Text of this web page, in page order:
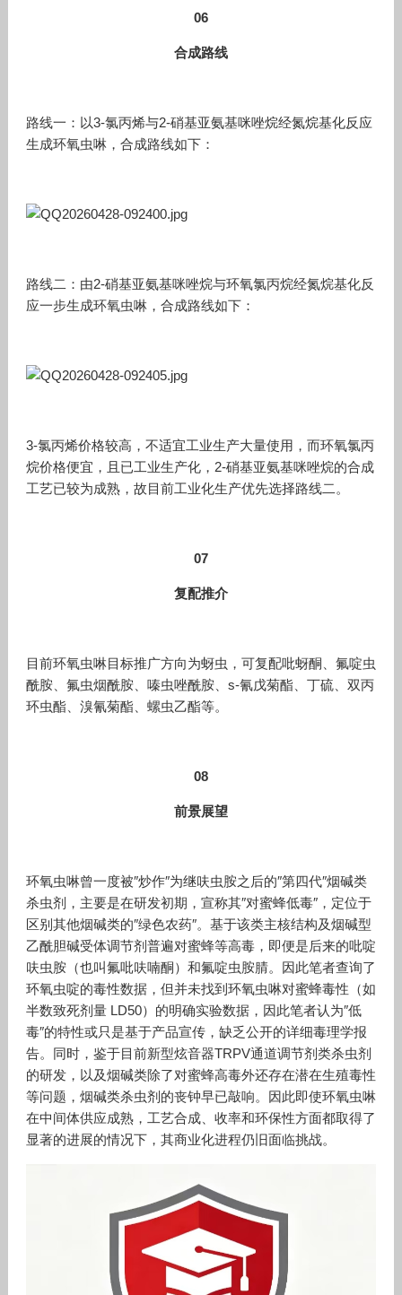
06
合成路线
路线一：以3-氯丙烯与2-硝基亚氨基咪唑烷经氮烷基化反应
生成环氧虫啉，合成路线如下：
路线二：由2-硝基亚氨基咪唑烷与环氧氯丙烷经氮烷基化反
应一步生成环氧虫啉，合成路线如下：
3-氯丙烯价格较高，不适宜工业生产大量使用，而环氧氯丙
烷价格便宜，且已工业生产化，2-硝基亚氨基咪唑烷的合成
工艺已较为成熟，故目前工业化生产优先选择路线二。
07
复配推介
目前环氧虫啉目标推广方向为蚜虫，可复配吡蚜酮、氟啶虫
酰胺、氟虫烟酰胺、嗪虫唑酰胺、s-氰戊菊酯、丁硫、双丙
环虫酯、溴氰菊酯、螺虫乙酯等。
08
前景展望
环氧虫啉曾一度被″炒作″为继呋虫胺之后的″第四代″烟碱类
杀虫剂，主要是在研发初期，宣称其″对蜜蜂低毒″，定位于
区别其他烟碱类的″绿色农药″。基于该类主核结构及烟碱型
乙酰胆碱受体调节剂普遍对蜜蜂等高毒，即便是后来的吡啶
呋虫胺（也叫氟吡呋喃酮）和氟啶虫胺腈。因此笔者查询了
环氧虫啶的毒性数据，但并未找到环氧虫啉对蜜蜂毒性（如
半数致死剂量 LD50）的明确实验数据，因此笔者认为″低
毒″的特性或只是基于产品宣传，缺乏公开的详细毒理学报
告。同时，鉴于目前新型炫音器TRPV通道调节剂类杀虫剂
的研发，以及烟碱类除了对蜜蜂高毒外还存在潜在生殖毒性
等问题，烟碱类杀虫剂的丧钟早已敲响。因此即使环氧虫啉
在中间体供应成熟，工艺合成、收率和环保性方面都取得了
显著的进展的情况下，其商业化进程仍旧面临挑战。